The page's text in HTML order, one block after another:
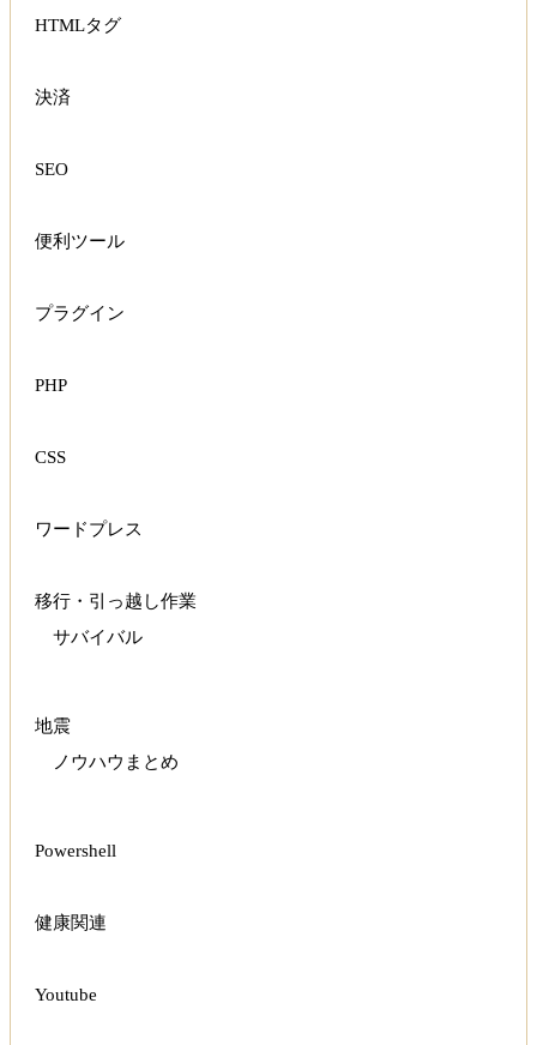
HTMLタグ
決済
SEO
便利ツール
プラグイン
PHP
CSS
ワードプレス
移行・引っ越し作業
サバイバル
地震
ノウハウまとめ
Powershell
健康関連
Youtube